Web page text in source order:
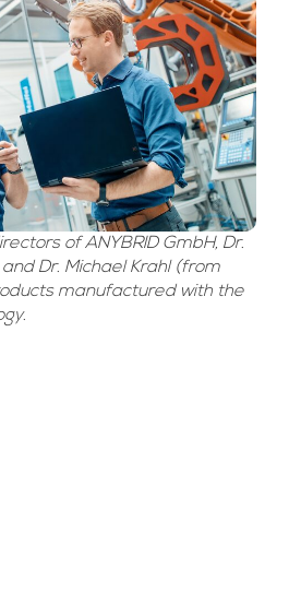
of ANYBRID GmbH, Dr.
Dr. Michael Krahl (from
manufactured with the